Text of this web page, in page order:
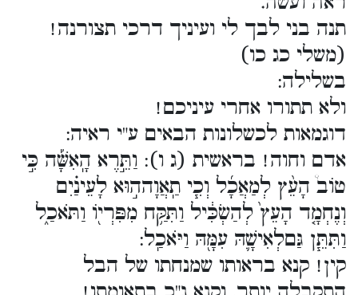
תנה בני לבך לי ועיניך דרכי תצורנה!
(משלי כג כו)
בשלילה:
ולא תתורו אחרי עיניכם!
דוגמאות לכשלונות הבאים ע"י ראיה:
אדם וחוה! בראשית (ג ו): וַתֵּ֣רֶא הָֽאִשָּׁ֡ה כִּ֣י
טוֹב֩ הָעֵ֨ץ לְמַאֲכָ֜ל וְכִ֧י תַֽאֲוָהה֣וּא לָעֵינַ֗יִם
וְנֶחְמָ֤ד הָעֵץ֙ לְהַשְׂכִּ֔יל וַתִּקַּ֥ח מִפִּרְי֖וֹ וַתֹּאכַ֑ל
וַתִּתֵּ֧ן גַּםלְאִישָׁ֛הּ עִמָּ֖הּ וַיֹּאכַֽל:
קין! קנא בראותו שמנחתו של הבל